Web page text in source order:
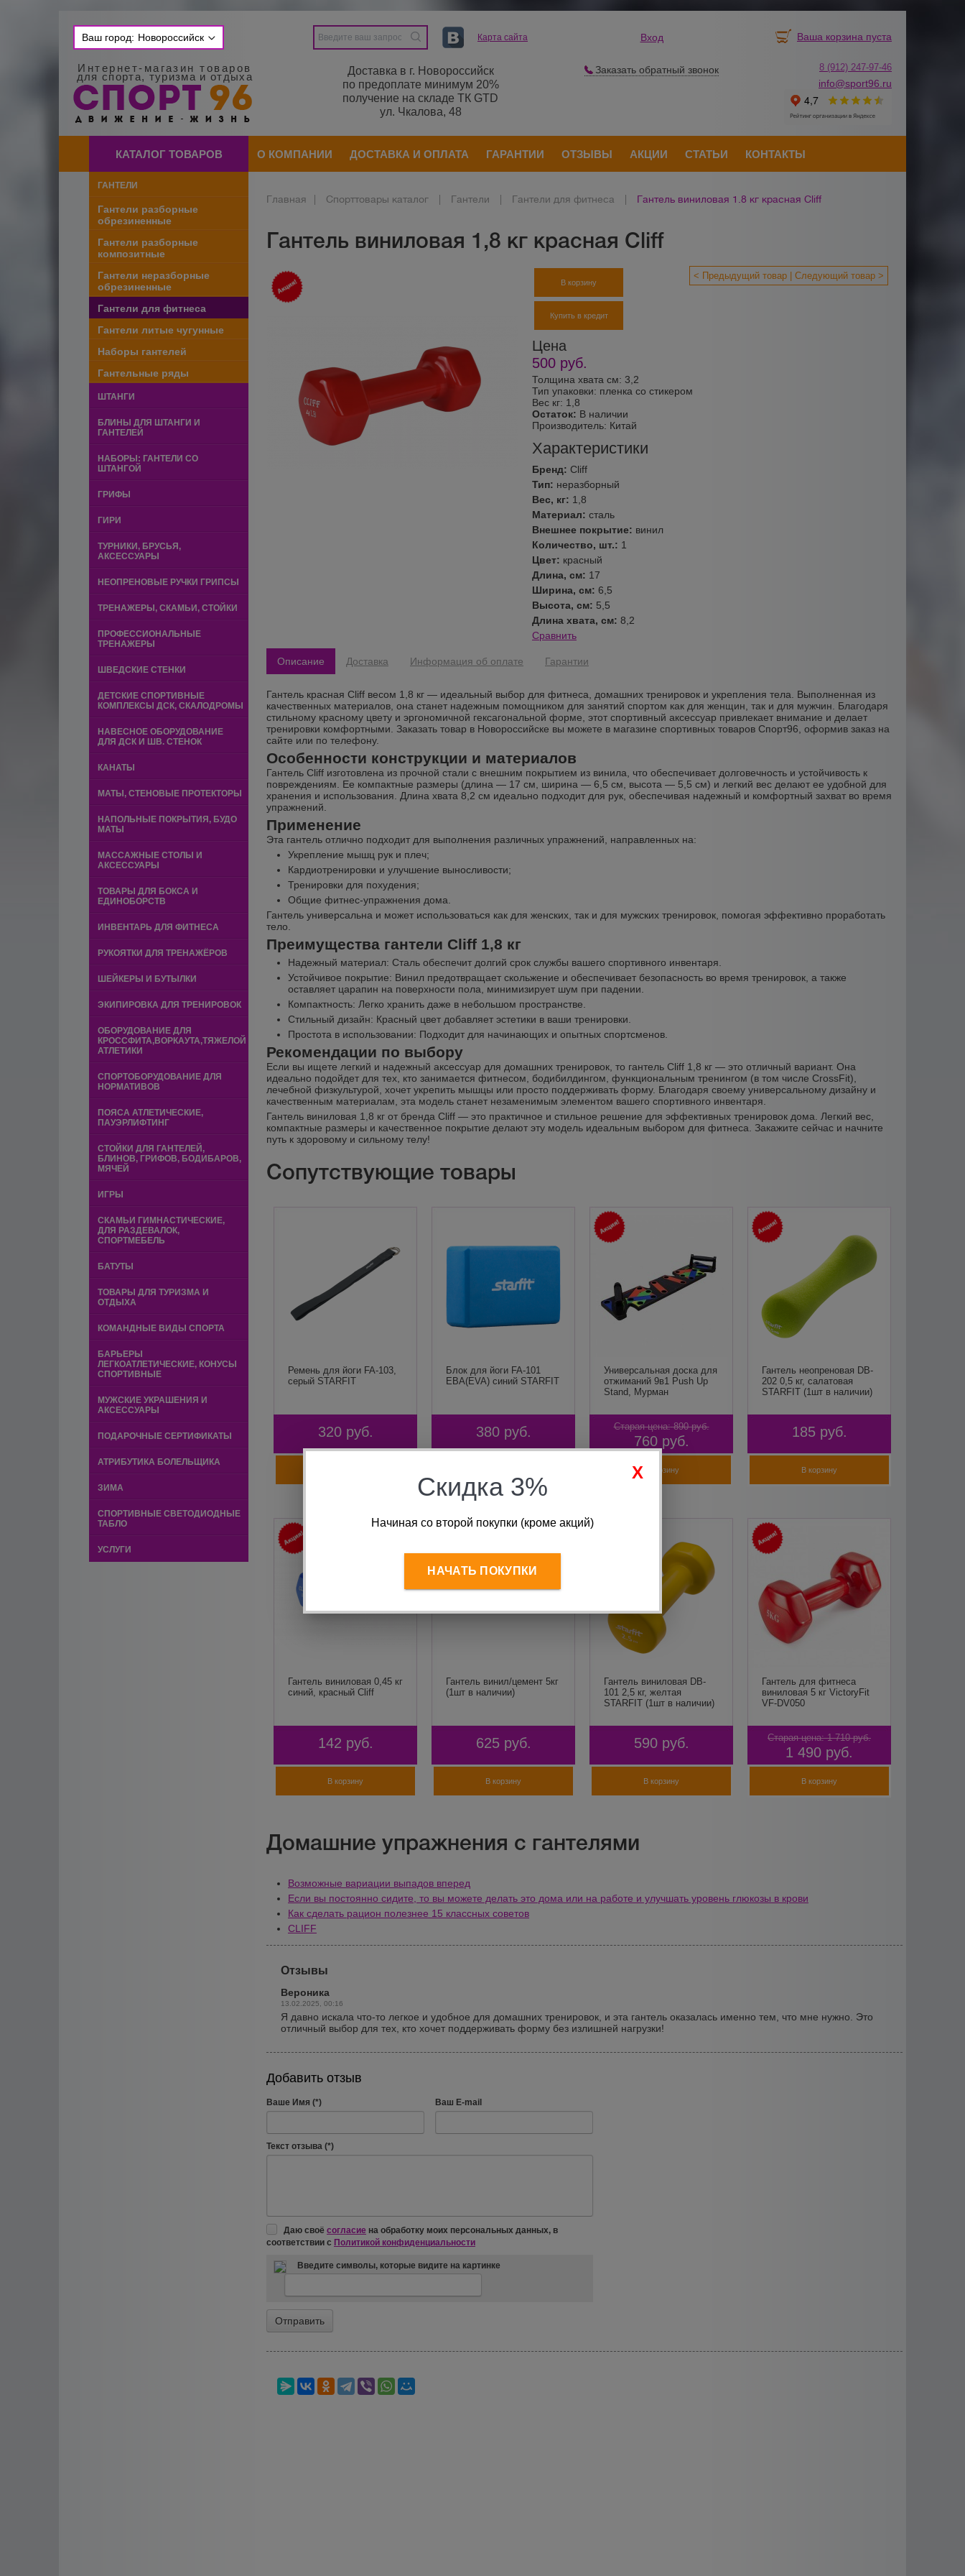
Ваш город: Новороссийск
Интернет-магазин товаров
для спорта, туризма и отдыха
Карта сайта
Доставка в г. Новороссийск
по предоплате минимум 20%
получение на складе ТК GTD
ул. Чкалова, 48
Вход
Заказать обратный звонок
Ваша корзина пуста
8 (912) 247-97-46
info@sport96.ru
КАТАЛОГ ТОВАРОВ О КОМПАНИИ ДОСТАВКА И ОПЛАТА ГАРАНТИИ ОТЗЫВЫ АКЦИИ СТАТЬИ КОНТАКТЫ
ГАНТЕЛИ
Гантели разборные
обрезиненные
Гантели разборные
композитные
Гантели неразборные
обрезиненные
Гантели для фитнеса
Гантели литые чугунные
Наборы гантелей
Гантельные ряды
ШТАНГИ
БЛИНЫ ДЛЯ ШТАНГИ И
ГАНТЕЛЕЙ
НАБОРЫ: ГАНТЕЛИ СО
ШТАНГОЙ
ГРИФЫ
ГИРИ
ТУРНИКИ, БРУСЬЯ,
АКСЕССУАРЫ
НЕОПРЕНОВЫЕ РУЧКИ ГРИПСЫ
ТРЕНАЖЕРЫ, СКАМЬИ, СТОЙКИ
ПРОФЕССИОНАЛЬНЫЕ
ТРЕНАЖЕРЫ
ШВЕДСКИЕ СТЕНКИ
ДЕТСКИЕ СПОРТИВНЫЕ
КОМПЛЕКСЫ ДСК, СКАЛОДРОМЫ
НАВЕСНОЕ ОБОРУДОВАНИЕ
ДЛЯ ДСК И ШВ. СТЕНОК
КАНАТЫ
МАТЫ, СТЕНОВЫЕ ПРОТЕКТОРЫ
НАПОЛЬНЫЕ ПОКРЫТИЯ, БУДО
МАТЫ
МАССАЖНЫЕ СТОЛЫ И
АКСЕССУАРЫ
ТОВАРЫ ДЛЯ БОКСА И
ЕДИНОБОРСТВ
ИНВЕНТАРЬ ДЛЯ ФИТНЕСА
РУКОЯТКИ ДЛЯ ТРЕНАЖЁРОВ
ШЕЙКЕРЫ И БУТЫЛКИ
ЭКИПИРОВКА ДЛЯ ТРЕНИРОВОК
ОБОРУДОВАНИЕ ДЛЯ
КРОССФИТА,ВОРКАУТА,ТЯЖЕЛОЙ
АТЛЕТИКИ
СПОРТОБОРУДОВАНИЕ ДЛЯ
НОРМАТИВОВ
ПОЯСА АТЛЕТИЧЕСКИЕ,
ПАУЭРЛИФТИНГ
СТОЙКИ ДЛЯ ГАНТЕЛЕЙ,
БЛИНОВ, ГРИФОВ, БОДИБАРОВ,
МЯЧЕЙ
ИГРЫ
СКАМЬИ ГИМНАСТИЧЕСКИЕ,
ДЛЯ РАЗДЕВАЛОК,
СПОРТМЕБЕЛЬ
БАТУТЫ
ТОВАРЫ ДЛЯ ТУРИЗМА И
ОТДЫХА
КОМАНДНЫЕ ВИДЫ СПОРТА
БАРЬЕРЫ
ЛЕГКОАТЛЕТИЧЕСКИЕ, КОНУСЫ
СПОРТИВНЫЕ
МУЖСКИЕ УКРАШЕНИЯ И
АКСЕССУАРЫ
ПОДАРОЧНЫЕ СЕРТИФИКАТЫ
АТРИБУТИКА БОЛЕЛЬЩИКА
ЗИМА
СПОРТИВНЫЕ СВЕТОДИОДНЫЕ
ТАБЛО
УСЛУГИ
Главная Спорттовары каталог Гантели Гантели для фитнеса Гантель виниловая 1.8 кг красная Cliff
Гантель виниловая 1,8 кг красная Cliff
< Предыдущий товар Следующий товар >
Толщина хвата см: 3,2
Тип упаковки: пленка со стикером
Вес кг: 1,8
Остаток: В наличии
Производитель: Китай
Характеристики
Бренд: Cliff
Тип: неразборный
Вес, кг: 1,8
Материал: сталь
Внешнее покрытие: винил
Количество, шт.: 1
Цвет: красный
Длина, см: 17
Ширина, см: 6,5
Высота, см: 5,5
Длина хвата, см: 8,2
Цена
500 руб.
В корзину
Купить в кредит
Сравнить
Описание Доставка Информация об оплате Гарантии
Гантель красная Cliff весом 1,8 кг — идеальный выбор для фитнеса, домашних тренировок и укрепления тела. Выполненная из
качественных материалов, она станет надежным помощником для занятий спортом как для женщин, так и для мужчин. Благодаря
стильному красному цвету и эргономичной гексагональной форме, этот спортивный аксессуар привлекает внимание и делает
тренировки комфортными. Заказать товар в Новороссийске вы можете в магазине спортивных товаров Спорт96, оформив заказ на
сайте или по телефону.
Особенности конструкции и материалов
Гантель Cliff изготовлена из прочной стали с внешним покрытием из винила, что обеспечивает долговечность и устойчивость к
повреждениям. Ее компактные размеры (длина — 17 см, ширина — 6,5 см, высота — 5,5 см) и легкий вес делают ее удобной для
хранения и использования. Длина хвата 8,2 см идеально подходит для рук, обеспечивая надежный и комфортный захват во время
упражнений.
Применение
Эта гантель отлично подходит для выполнения различных упражнений, направленных на:
Укрепление мышц рук и плеч;
Кардиотренировки и улучшение выносливости;
Тренировки для похудения;
Общие фитнес-упражнения дома.
Гантель универсальна и может использоваться как для женских, так и для мужских тренировок, помогая эффективно проработать
тело.
Преимущества гантели Cliff 1,8 кг
Надежный материал: Сталь обеспечит долгий срок службы вашего спортивного инвентаря.
Устойчивое покрытие: Винил предотвращает скольжение и обеспечивает безопасность во время тренировок, а также
оставляет царапин на поверхности пола, минимизирует шум при падении.
Компактность: Легко хранить даже в небольшом пространстве.
Стильный дизайн: Красный цвет добавляет эстетики в ваши тренировки.
Простота в использовании: Подходит для начинающих и опытных спортсменов.
Рекомендации по выбору
Если вы ищете легкий и надежный аксессуар для домашних тренировок, то гантель Cliff 1,8 кг — это отличный вариант. Она
идеально подойдет для тех, кто занимается фитнесом, бодибилдингом, функциональным тренингом (в том числе CrossFit),
лечебной физкультурой, хочет укрепить мышцы или просто поддерживать форму. Благодаря своему универсальному дизайну и
качественным материалам, эта модель станет незаменимым элементом вашего спортивного инвентаря.
Гантель виниловая 1,8 кг от бренда Cliff — это практичное и стильное решение для эффективных тренировок дома. Легкий вес,
компактные размеры и качественное покрытие делают эту модель идеальным выбором для фитнеса. Закажите сейчас и начните
путь к здоровому и сильному телу!
Сопутствующие товары
Ремень для йоги FA-103,
серый STARFIT
320 руб.
Блок для йоги FA-101
ЕВА(EVA) синий STARFIT
380 руб.
Универсальная доска для
отжиманий 9в1 Push Up
Stand, Мурман
Старая цена: 890 руб.
760 руб.
В корзину
Гантель неопреновая DB-
202 0,5 кг, салатовая
STARFIT (1шт в наличии)
185 руб.
В корзину
Гантель виниловая 0,45 кг
синий, красный Cliff
142 руб.
В корзину
Гантель винил/цемент 5кг
(1шт в наличии)
625 руб.
В корзину
Гантель виниловая DB-
101 2,5 кг, желтая
STARFIT (1шт в наличии)
590 руб.
В корзину
Гантель для фитнеса
виниловая 5 кг VictoryFit
VF-DV050
Старая цена: 1 710 руб.
1 490 руб.
В корзину
Домашние упражнения с гантелями
Возможные вариации выпадов вперед
Если вы постоянно сидите, то вы можете делать это дома или на работе и улучшать уровень глюкозы в крови
Как сделать рацион полезнее 15 классных советов
CLIFF
Отзывы
Вероника
13.02.2025, 00:16
Я давно искала что-то легкое и удобное для домашних тренировок, и эта гантель оказалась именно тем, что мне нужно. Это
отличный выбор для тех, кто хочет поддерживать форму без излишней нагрузки!
Добавить отзыв
Ваше Имя (*) Ваш E-mail
Текст отзыва (*)
Даю своё согласие на обработку моих персональных данных, в
соответствии с Политикой конфиденциальности
Введите символы, которые видите на картинке
Скидка 3%
Начиная со второй покупки (кроме акций)
НАЧАТЬ ПОКУПКИ